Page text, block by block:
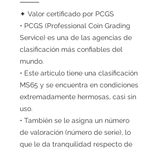
⸻
✦ Valor certificado por PCGS
• PCGS (Professional Coin Grading
Service) es una de las agencias de
clasificación más confiables del
mundo.
• Este artículo tiene una clasificación
MS65 y se encuentra en condiciones
extremadamente hermosas, casi sin
uso.
• También se le asigna un número
de valoración (número de serie), lo
que le da tranquilidad respecto de